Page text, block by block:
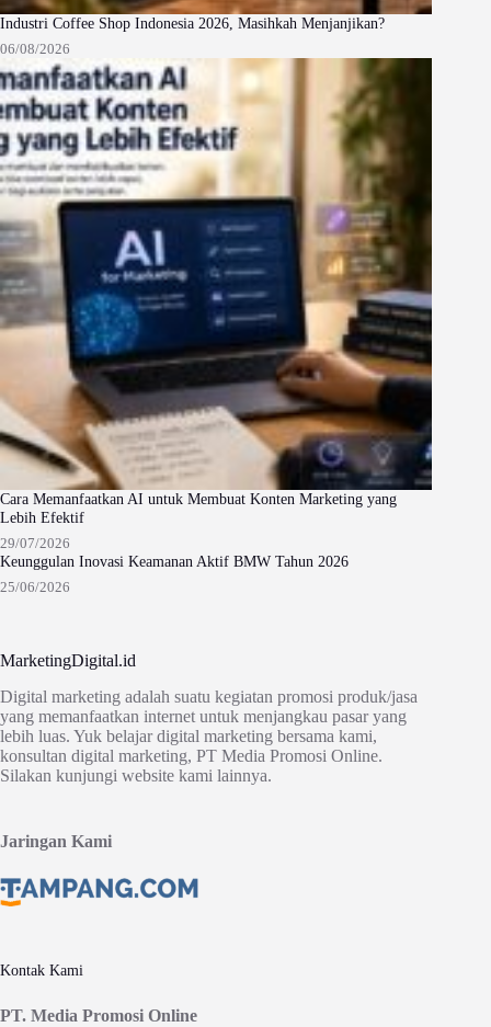
Industri Coffee Shop Indonesia 2026, Masihkah Menjanjikan?
06/08/2026
Cara Memanfaatkan AI untuk Membuat Konten Marketing yang
Lebih Efektif
29/07/2026
Keunggulan Inovasi Keamanan Aktif BMW Tahun 2026
25/06/2026
MarketingDigital.id
Digital marketing adalah suatu kegiatan promosi produk/jasa
yang memanfaatkan internet untuk menjangkau pasar yang
lebih luas. Yuk belajar digital marketing bersama kami,
konsultan digital marketing, PT Media Promosi Online.
Silakan kunjungi website kami lainnya.
Jaringan Kami
Kontak Kami
PT. Media Promosi Online